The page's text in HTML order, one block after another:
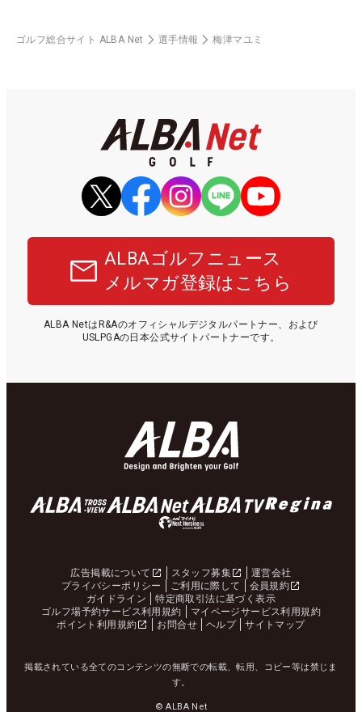
ゴルフ総合サイト ALBA Net 選手情報 梅津マユミ
ALBAゴルフニュース
メルマガ登録はこちら
ALBA NetはR&Aのオフィシャルデジタルパートナー、および
USLPGAの日本公式サイトパートナーです。
広告掲載について スタッフ募集
運営会社
プライバシーポリシー
ご利用に際して
会員規約
ガイドライン
特定商取引法に基づく表示
ゴルフ場予約サービス利用規約
マイページサービス利用規約
ポイント利用規約
お問合せ ヘルプ サイトマップ
掲載されている全てのコンテンツの無断での転載、転用、コピー等は禁じま
す。
© ALBA Net